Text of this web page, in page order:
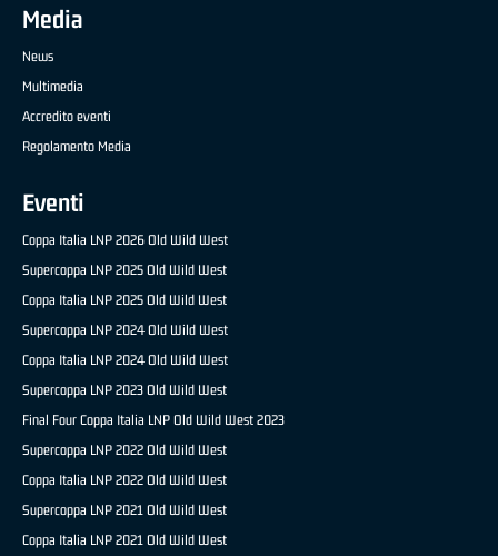
Media
News
Multimedia
Accredito eventi
Regolamento Media
Eventi
Coppa Italia LNP 2026 Old Wild West
Supercoppa LNP 2025 Old Wild West
Coppa Italia LNP 2025 Old Wild West
Supercoppa LNP 2024 Old Wild West
Coppa Italia LNP 2024 Old Wild West
Supercoppa LNP 2023 Old Wild West
Final Four Coppa Italia LNP Old Wild West 2023
Supercoppa LNP 2022 Old Wild West
Coppa Italia LNP 2022 Old Wild West
Supercoppa LNP 2021 Old Wild West
Coppa Italia LNP 2021 Old Wild West